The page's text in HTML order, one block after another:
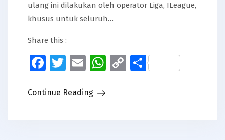
ulang ini dilakukan oleh operator Liga, ILeague,
khusus untuk seluruh…
Share this :
Facebook
Twitter
EmailWhatsApp
CopyShare
Continue Reading